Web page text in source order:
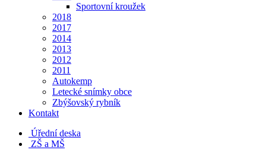
Sportovní kroužek
2018
2017
2014
2013
2012
2011
Autokemp
Letecké snímky obce
Zbýšovský rybník
Kontakt
Úřední deska
ZŠ a MŠ